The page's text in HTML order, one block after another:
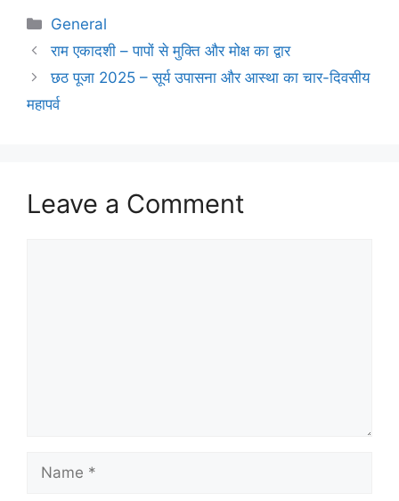
Categories
General
राम एकादशी – पापों से मुक्ति और मोक्ष का द्वार
छठ पूजा 2025 – सूर्य उपासना और आस्था का चार-दिवसीय
महापर्व
Leave a Comment